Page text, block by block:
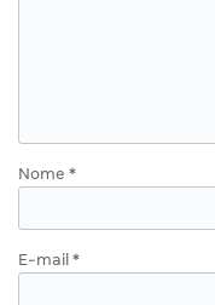
Nome *
E-mail *